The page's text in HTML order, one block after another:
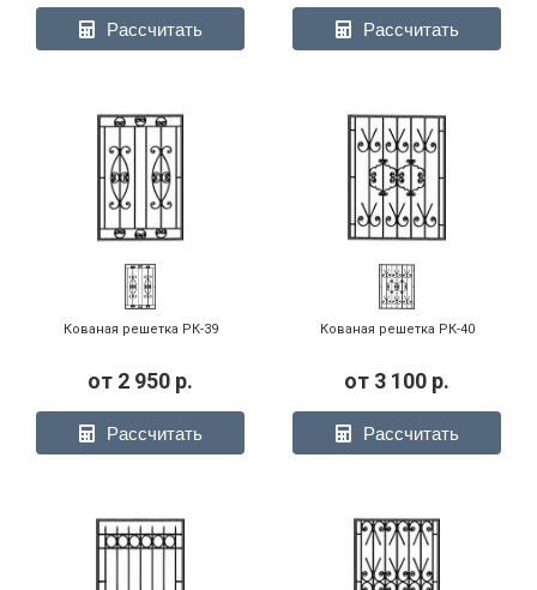
Рассчитать Рассчитать
Кованая решетка РК-39
от 2 950 р.
Рассчитать
Кованая решетка РК-40
от 3 100 р.
Рассчитать